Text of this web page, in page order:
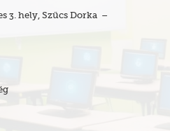
3. hely, Szűcs Dorka –